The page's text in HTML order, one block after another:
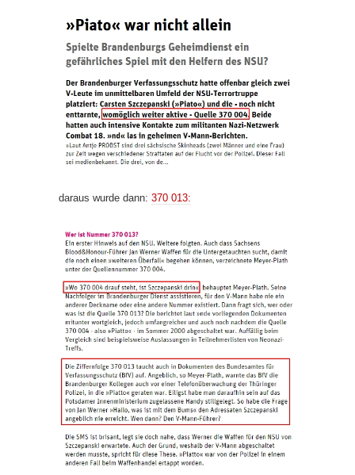
daraus wurde dann: 370 013: